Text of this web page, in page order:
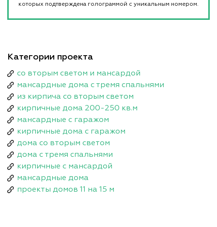
которых подтверждена голограммой с уникальным номером.
Категории проекта
со вторым светом и мансардой
мансардные дома с тремя спальнями
из кирпича со вторым светом
кирпичные дома 200-250 кв.м
мансардные с гаражом
кирпичные дома с гаражом
дома со вторым светом
дома с тремя спальнями
кирпичные с мансардой
мансардные дома
проекты домов 11 на 15 м